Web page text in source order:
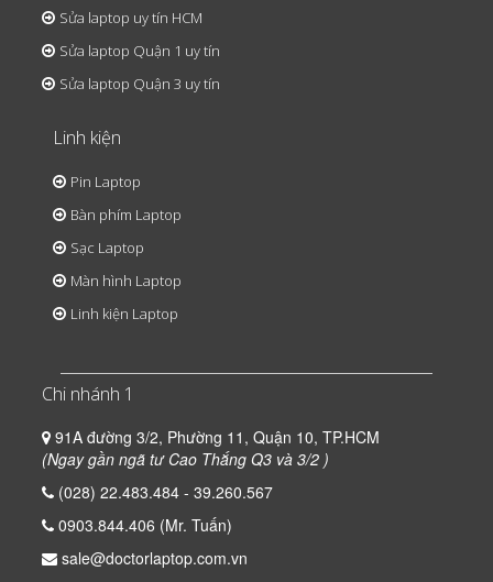
Sửa laptop uy tín HCM
Sửa laptop Quận 1 uy tín
Sửa laptop Quận 3 uy tín
Linh kiện
Pin Laptop
Bàn phím Laptop
Sạc Laptop
Màn hình Laptop
Linh kiện Laptop
Chi nhánh 1
91A đường 3/2, Phường 11, Quận 10, TP.HCM
(Ngay gần ngã tư Cao Thắng Q3 và 3/2 )
(028) 22.483.484 - 39.260.567
0903.844.406 (Mr. Tuấn)
sale@doctorlaptop.com.vn